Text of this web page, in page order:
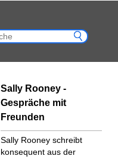
Sally Rooney -
Gespräche mit
Freunden
Sally Rooney schreibt
konsequent aus der